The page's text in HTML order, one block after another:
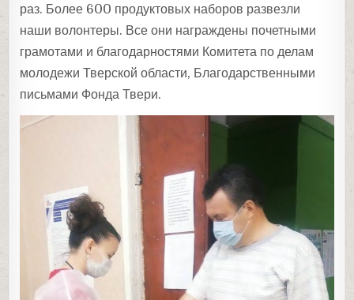
раз. Более 600 продуктовых наборов развезли
наши волонтеры. Все они награждены почетными
грамотами и благодарностями Комитета по делам
молодежи Тверской области, Благодарственными
письмами Фонда Твери.